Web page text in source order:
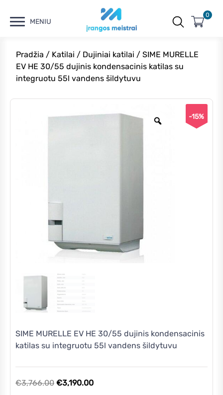
MENIU
0
Pradžia / Katilai / Dujiniai katilai / SIME MURELLE
EV HE 30/55 dujinis kondensacinis katilas su
integruotu 55l vandens šildytuvu
-15%
SIME MURELLE EV HE 30/55 dujinis kondensacinis
katilas su integruotu 55l vandens šildytuvu
€3,766.00 Original
€3,190.00Current